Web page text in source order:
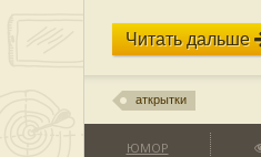
Читать дальше
аткрытки
ЮМОР